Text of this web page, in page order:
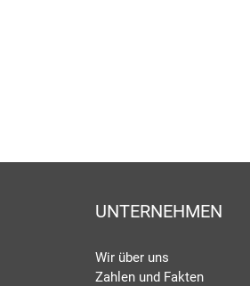
UNTERNEHMEN
Wir über uns
Zahlen und Fakten